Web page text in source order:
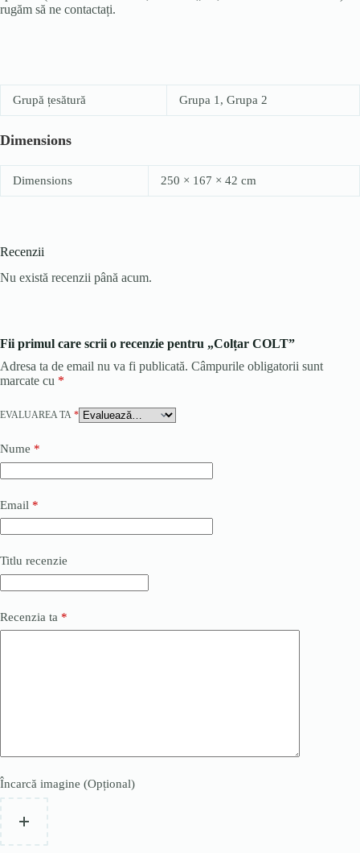
rugăm să ne contactați.
Grupă țesătură Grupa 1, Grupa 2
Dimensions
Dimensions 250 × 167 × 42 cm
Recenzii
Nu există recenzii până acum.
Fii primul care scrii o recenzie pentru „Colțar COLT”
Adresa ta de email nu va fi publicată. Câmpurile obligatorii sunt
marcate cu *
EVALUAREA TA *
Nume *
Email *
Titlu recenzie
Recenzia ta *
Încarcă imagine (Opțional)